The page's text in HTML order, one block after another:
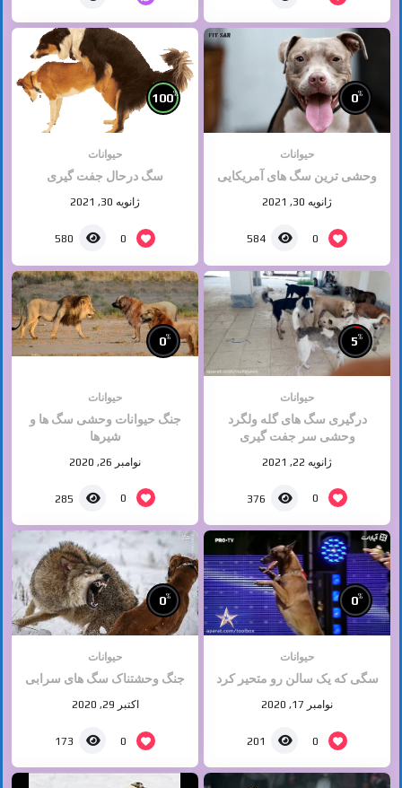
0%
حیوانات
وحشی ترین سگ های آمریکایی
ژانویه 30, 2021
0
584
100%
حیوانات
سگ درحال جفت گیری
ژانویه 30, 2021
0
580
5%
حیوانات
درگیری سگ های گله ولگرد
وحشی سر جفت گیری
ژانویه 22, 2021
0
376
0%
حیوانات
جنگ حیوانات وحشی سگ ها و
شیرها
نوامبر 26, 2020
0
285
0%
حیوانات
سگی که یک سالن رو متحیر کرد
نوامبر 17, 2020
0
201
0%
حیوانات
جنگ وحشتناک سگ های سرابی
اکتبر 29, 2020
0
173